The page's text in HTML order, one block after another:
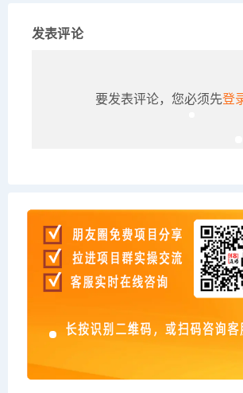
发表评论
要发表评论，您必须先登